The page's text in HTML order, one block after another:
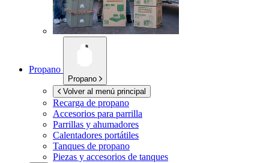
Propano
Propano
Volver al menú principal
Recarga de propano
Accesorios para parrilla
Parrillas y ahumadores
Calentadores portátiles
Tanques de propano
Piezas y accesorios de tanques